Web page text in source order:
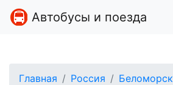
Автобусы и поезда
Главная Россия Беломорск